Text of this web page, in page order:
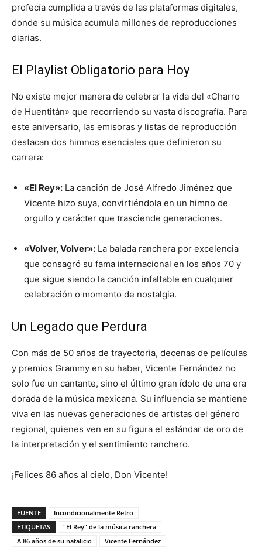
profecía cumplida a través de las plataformas digitales,
donde su música acumula millones de reproducciones
diarias.
El Playlist Obligatorio para Hoy
No existe mejor manera de celebrar la vida del «Charro
de Huentitán» que recorriendo su vasta discografía. Para
este aniversario, las emisoras y listas de reproducción
destacan dos himnos esenciales que definieron su
carrera:
«El Rey»: La canción de José Alfredo Jiménez que
Vicente hizo suya, convirtiéndola en un himno de
orgullo y carácter que trasciende generaciones.
«Volver, Volver»: La balada ranchera por excelencia
que consagró su fama internacional en los años 70 y
que sigue siendo la canción infaltable en cualquier
celebración o momento de nostalgia.
Un Legado que Perdura
Con más de 50 años de trayectoria, decenas de películas
y premios Grammy en su haber, Vicente Fernández no
solo fue un cantante, sino el último gran ídolo de una era
dorada de la música mexicana. Su influencia se mantiene
viva en las nuevas generaciones de artistas del género
regional, quienes ven en su figura el estándar de oro de
la interpretación y el sentimiento ranchero.
¡Felices 86 años al cielo, Don Vicente!
FUENTE
Incondicionalmente Retro
ETIQUETAS
"El Rey" de la música ranchera
A 86 años de su natalicio
Vicente Fernández